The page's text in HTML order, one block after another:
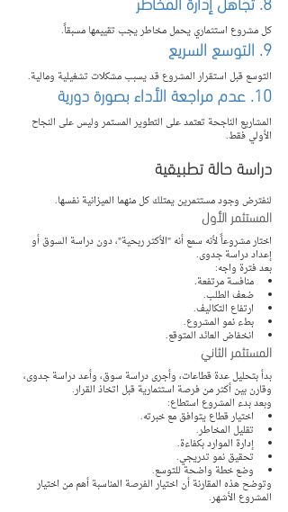
كل مشروع استثماري يحمل مخاطر يجب تقييمها مسبقاً.
9. التوسع السريع
التوسع قبل استقرار المشروع قد يسبب مشكلات تشغيلية ومالية.
10. عدم مراجعة الأداء بصورة دورية
المشاريع الناجحة تعتمد على التطوير المستمر وليس على النجاح
الأولي فقط.
دراسة حالة تطبيقية
لنفترض وجود مستثمرين يمتلك كل منهما الميزانية نفسها.
المستثمر الأول
اختار مشروعاً لأنه سمع أنه "الأكثر ربحية"، دون دراسة السوق أو
إعداد دراسة جدوى.
بعد فترة واجه:
منافسة مرتفعة.
ضعف الطلب.
ارتفاع التكاليف.
بطء نمو المشروع.
انخفاض العائد المتوقع.
المستثمر الثاني
بدأ بتحليل عدة قطاعات، وأجرى دراسة سوق، وأعد دراسة جدوى،
وقارن بين أكثر من فرصة استثمارية قبل اتخاذ القرار.
وبعد بدء المشروع استطاع:
اختيار قطاع يتوافق مع خبرته.
تقليل المخاطر.
إدارة الموارد بكفاءة.
تحقيق نمو تدريجي.
وضع خطة واضحة للتوسع.
وتوضح هذه المقارنة أن اختيار الفرصة المناسبة أهم من اختيار
المشروع الأشهر.